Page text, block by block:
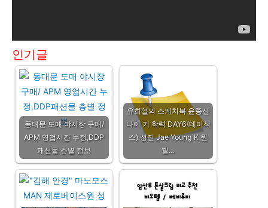
인기글
동대문 도매 야시장 구매/
APM 영업시간 누정,DDP
패션몰 층별 정보
유희열의 스케치북 윤종신
나이 키 학력 DAY6(데이식
스) 성진 Jae Young K 원
필…